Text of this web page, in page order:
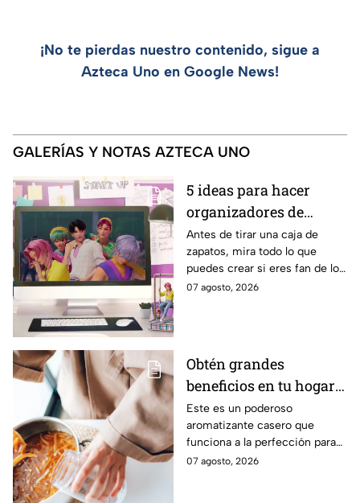
¡No te pierdas nuestro contenido, sigue a
Azteca Uno en Google News!
GALERÍAS Y NOTAS AZTECA UNO
5 ideas para hacer
organizadores de
escritorio inspirados
en los Saja Boys con
cartón reciclado
Antes de tirar una caja de
zapatos, mira todo lo que
puedes crear si eres fan de los
chicos de KPop Demon
07 agosto, 2026
Obtén grandes
beneficios en tu hogar
con esta mezcla de
aceite de oliva, ramas
de canela y cáscaras de
naranja
Este es un poderoso
aromatizante casero que
funciona a la perfección para
tus espacios.
07 agosto, 2026